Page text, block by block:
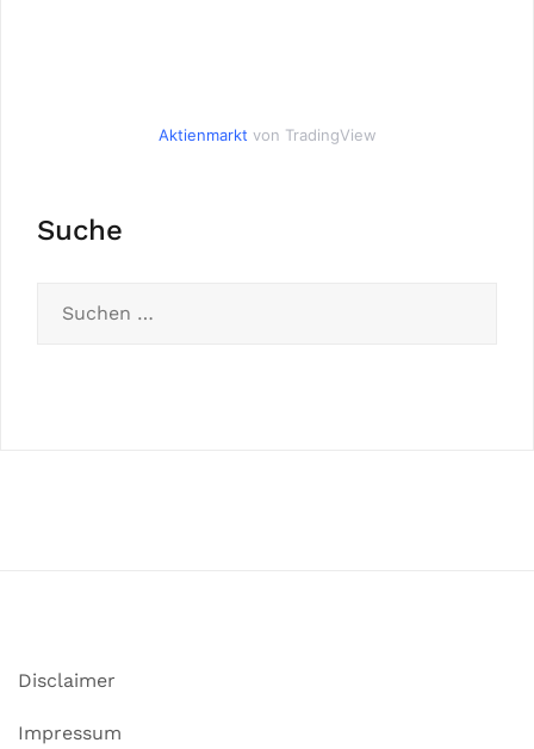
Aktienmarkt von TradingView
Suche
Disclaimer
Impressum